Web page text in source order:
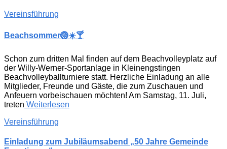
Vereinsführung
Beachsommer🏐☀️🍸
Schon zum dritten Mal finden auf dem Beachvolleyplatz auf
der Willy-Werner-Sportanlage in Kleinengstingen
Beachvolleyballturniere statt. Herzliche Einladung an alle
Mitglieder, Freunde und Gäste, die zum Zuschauen und
Anfeuern vorbeischauen möchten! Am Samstag, 11. Juli,
treten Weiterlesen
Vereinsführung
Einladung zum Jubiläumsabend „50 Jahre Gemeinde